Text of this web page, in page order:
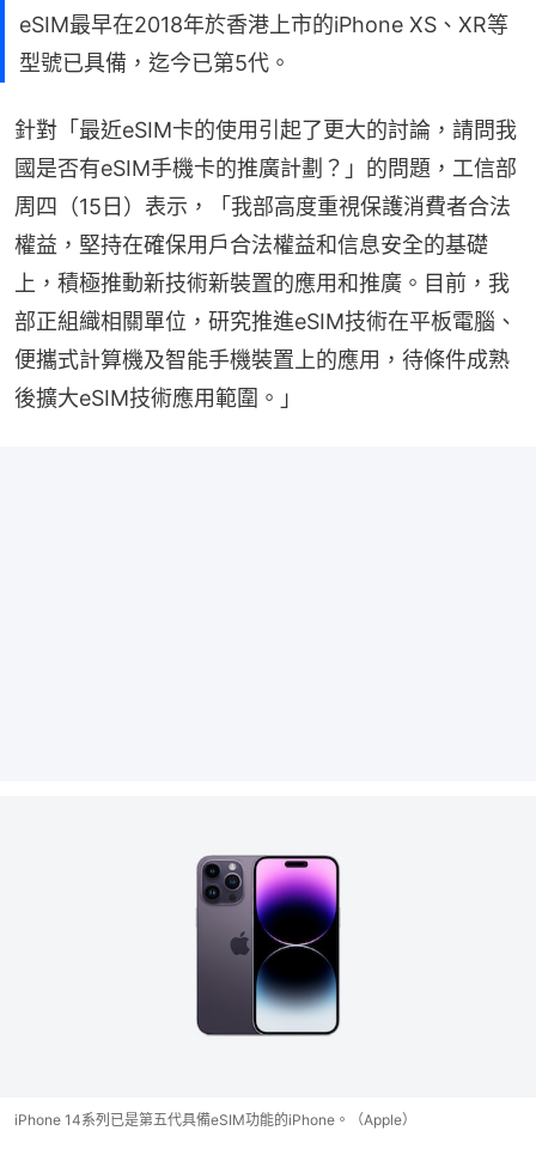
eSIM最早在2018年於香港上市的iPhone XS、XR等
型號已具備，迄今已第5代。
針對「最近eSIM卡的使用引起了更大的討論，請問我
國是否有eSIM手機卡的推廣計劃？」的問題，工信部
周四（15日）表示，「我部高度重視保護消費者合法
權益，堅持在確保用戶合法權益和信息安全的基礎
上，積極推動新技術新裝置的應用和推廣。目前，我
部正組織相關單位，研究推進eSIM技術在平板電腦、
便攜式計算機及智能手機裝置上的應用，待條件成熟
後擴大eSIM技術應用範圍。」
iPhone 14系列已是第五代具備eSIM功能的iPhone。（Apple）